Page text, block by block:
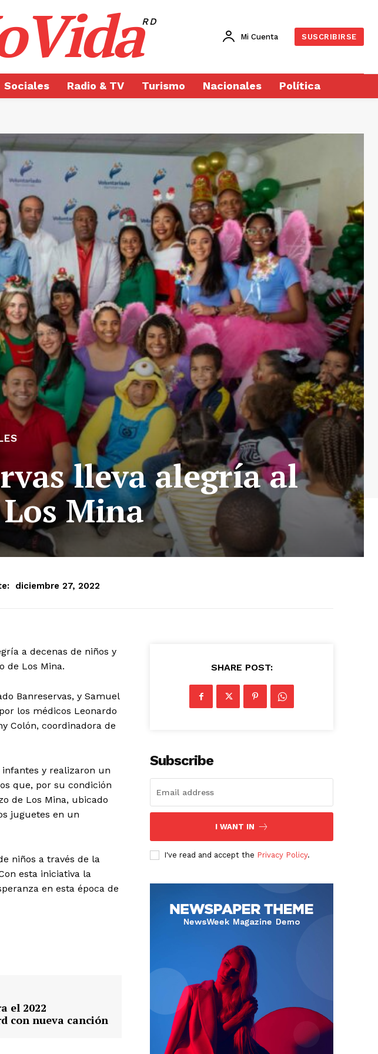
RD
Mi Cuenta SUSCRIBIRSE
Sociales Radio & TV Turismo Nacionales Política
lleva alegría al
Mina
diciembre 27, 2022
a decenas de niños y
de Los Mina.
Banreservas, y Samuel
los médicos Leonardo
Colón, coordinadora de
y realizaron un
que, por su condición
de Los Mina, ubicado
juguetes en un
niños a través de la
esta iniciativa la
en esta época de
el 2022
con nueva canción
SHARE POST:
Subscribe
I WANT IN
I've read and accept the Privacy Policy.